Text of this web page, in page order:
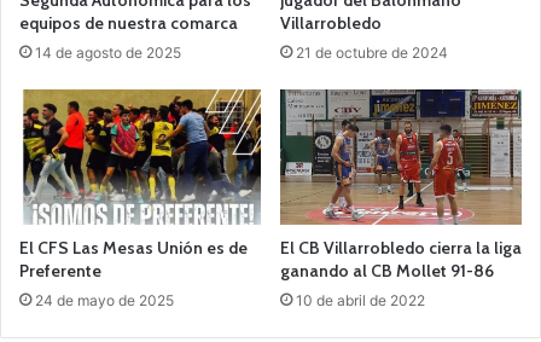
equipos de nuestra comarca
14 de agosto de 2025
Villarrobledo
21 de octubre de 2024
El CFS Las Mesas Unión es de
Preferente
24 de mayo de 2025
El CB Villarrobledo cierra la liga
ganando al CB Mollet 91-86
10 de abril de 2022